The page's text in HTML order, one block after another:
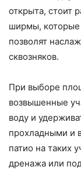
открыта, стоит
ширмы, которые
позволят
сквозняков.
При выборе
возвышенные
воду и
прохладными и
патио на таких
дренажа или